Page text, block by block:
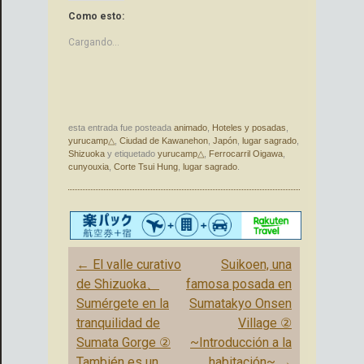
Como esto:
Cargando...
esta entrada fue posteada animado Hoteles y posadas
yurucamp△ Ciudad de Kawanehon Japón lugar sagrado
Shizuoka y etiquetado yurucamp△ Ferrocarril Oigawa
cunyouxia Corte Tsui Hung lugar sagrado
Mensaje
de
navegación
← El valle curativo
de Shizuoka、
Sumérgete en la
tranquilidad de
Sumata Gorge ②
Suikoen, una
famosa posada en
Sumatakyo Onsen
Village ②
~Introducción a la